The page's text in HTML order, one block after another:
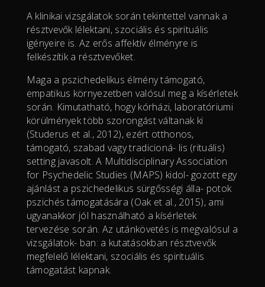
A klinikai vizsgálatok során tekintettel vannak a
résztvevők lélektani, szociális és spirituális
igényeire is. Az erős affektív élményre is
felkészítik a résztvevőket.
Maga a pszichedelikus élmény támogató,
empatikus környezetben valósul meg a kísérletek
során. Kimutatható, hogy kórházi, laboratóriumi
körülmények több szorongást váltanak ki
(Studerus et al., 2012), ezért otthonos,
támogató, szabad vagy tradicioná- lis (rituális)
setting javasolt. A Multidisciplinary Association
for Psychedelic Studies (MAPS) kidol- gozott egy
ajánlást a pszichedelikus sürgősségi álla- potok
pszichés támogatására (Oak et al., 2015), ami
ugyanakkor jól használható a kísérletek
tervezése során. Az utánkövetés is megvalósul a
vizsgálatok- ban: a kutatásokban résztvevők
megfelelő lélektani, szociális és spirituális
támogatást kapnak.